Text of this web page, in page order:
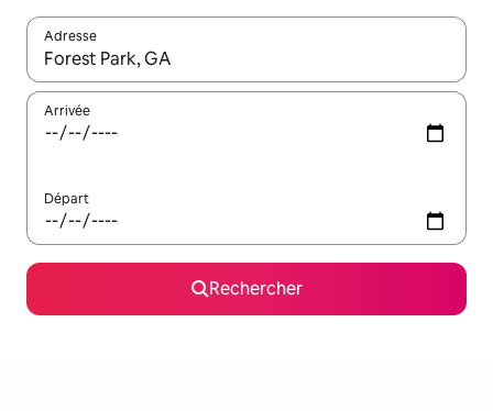
Adresse
Lorsque les résultats s'affichent, utilisez les flèches vers le
Arrivée
Départ
Rechercher